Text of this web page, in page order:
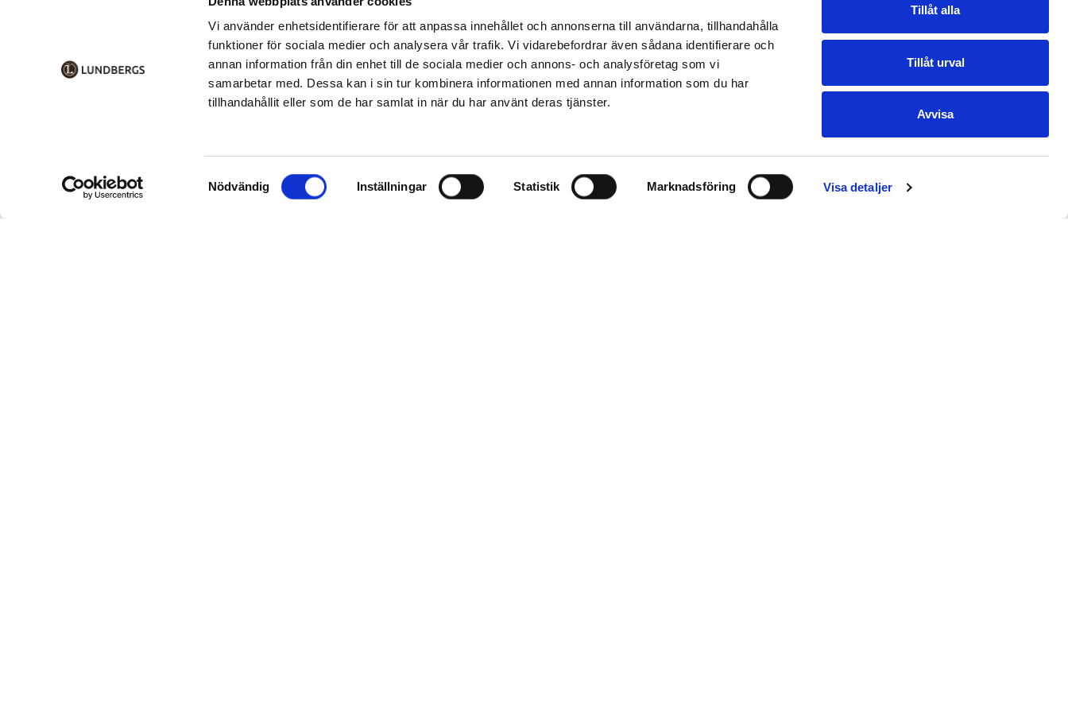
Vi använder enhetsidentifierare för att anpassa innehållet och annonserna till användarna, tillhandahålla
funktioner för sociala medier och analysera vår trafik. Vi vidarebefordrar även sådana identifierare och
annan information från din enhet till de sociala medier och annons- och analysföretag som vi
samarbetar med. Dessa kan i sin tur kombinera informationen med annan information som du har
tillhandahållit eller som de har samlat in när du har använt deras tjänster.
Samtyckesval
Nödvändig Inställningar Statistik Marknadsföring Visa detaljer
Tillåt alla
Tillåt urval
Avvisa